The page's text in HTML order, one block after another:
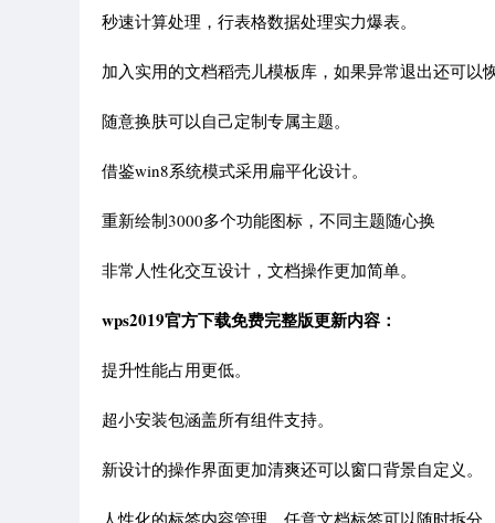
秒速计算处理，行表格数据处理实力爆表。
加入实用的文档稻壳儿模板库，如果异常退出还可以
随意换肤可以自己定制专属主题。
借鉴win8系统模式采用扁平化设计。
重新绘制3000多个功能图标，不同主题随心换
非常人性化交互设计，文档操作更加简单。
wps2019官方下载免费完整版更新内容：
提升性能占用更低。
超小安装包涵盖所有组件支持。
新设计的操作界面更加清爽还可以窗口背景自定义。
人性化的标签内容管理，任意文档标签可以随时拆分